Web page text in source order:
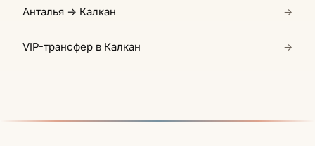
Анталья → Калкан →
VIP-трансфер в Калкан →